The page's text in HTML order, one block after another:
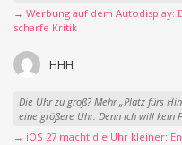
→ Werbung auf dem Autodisplay:
scharfe Kritik
HHH
Die Uhr zu groß? Mehr „Platz fürs
eine größere Uhr. Denn ich will kein
→ iOS 27 macht die Uhr kleiner: